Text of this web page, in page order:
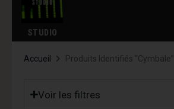
STUDIO
Accueil Produits Identifiés “cymbale”
Voir les filtres